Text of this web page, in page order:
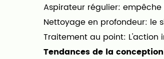
Aspirateur régulier:
Nettoyage en profondeur: le
Traitement au point: L'action
Tendances de la